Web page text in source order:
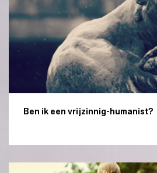
Ben ik een vrijzinnig-humanist?